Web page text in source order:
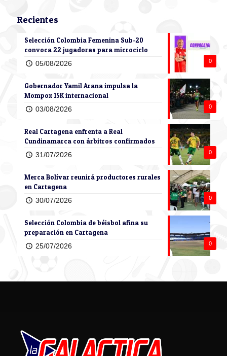
Recientes
0
Selección Colombia Femenina Sub-20
convoca 22 jugadoras para microciclo
05/08/2026
0
Gobernador Yamil Arana impulsa la
Mompox 15K internacional
03/08/2026
0
Real Cartagena enfrenta a Real
Cundinamarca con árbitros confirmados
31/07/2026
0
Merca Bolívar reunirá productores rurales
en Cartagena
30/07/2026
0
Selección Colombia de béisbol afina su
preparación en Cartagena
25/07/2026